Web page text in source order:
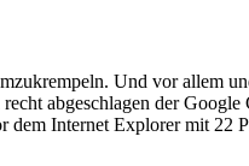
Und vor allem
abgeschlagen der
Internet Explorer mit 22